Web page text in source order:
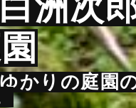
かりの庭園